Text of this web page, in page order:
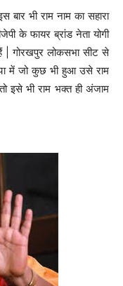
बार भी राम नाम का सहारा
के फायर ब्रांड नेता योगी
| गोरखपुर लोकसभा सीट से
में जो कुछ भी हुआ उसे राम
इसे भी राम भक्त ही अंजाम